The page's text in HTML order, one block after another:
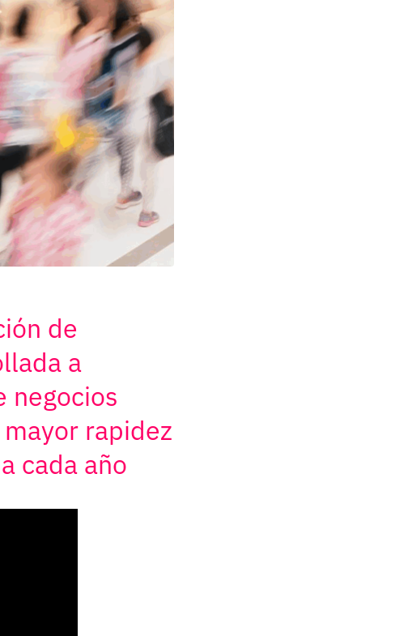
de
a
negocios
rapidez
cada año